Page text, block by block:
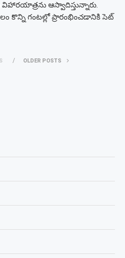
ఆస్వాదిస్తున్నారు.
కొన్ని గంటల్లో ప్రారంభించడానికి సెట్
OLDER POSTS